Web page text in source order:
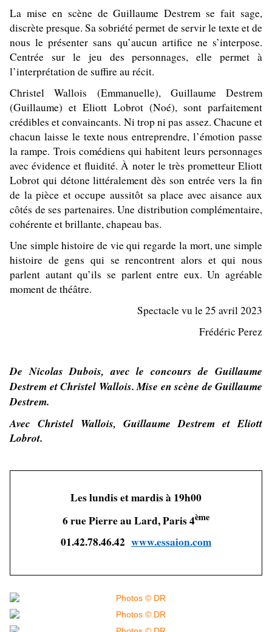
La mise en scène deGuillaume Destrem se fait sage,
discrète presque. Sa sobriété permet de servir le texte et de
nous le présenter sans qu’aucun artifice ne s’interpose.
Centrée sur le jeu des personnages, elle permet à
l’interprétation de suffire au récit.
Christel Wallois (Emmanuelle), Guillaume Destrem
(Guillaume) et Eliott Lobrot (Noé), sont parfaitement
crédibles et convaincants. Ni trop ni pas assez. Chacune et
chacun laisse le texte nous entreprendre, l’émotion passe
la rampe. Trois comédiens qui habitent leurs personnages
avec évidence et fluidité. À noter le très prometteur Eliott
Lobrot qui détone littéralement dès son entrée vers la fin
de la pièce et occupe aussitôt sa place avec aisance aux
côtés de ses partenaires. Une distribution complémentaire,
cohérente et brillante, chapeau bas.
Une simple histoire de vie qui regarde la mort, une simple
histoire de gens qui se rencontrent alors et qui nous
parlent autant qu’ils se parlent entre eux. Un agréable
moment de théâtre.
Spectacle vu le 25 avril 2023
Frédéric Perez
De Nicolas Dubois, avec le concours de Guillaume
Destrem et Christel Wallois. Mise en scène de Guillaume
Destrem.
Avec Christel Wallois, Guillaume Destrem et Eliott
Lobrot.
Les lundis et mardis à 19h00
6 rue Pierre au Lard, Paris 4ème
01.42.78.46.42 www.essaion.com